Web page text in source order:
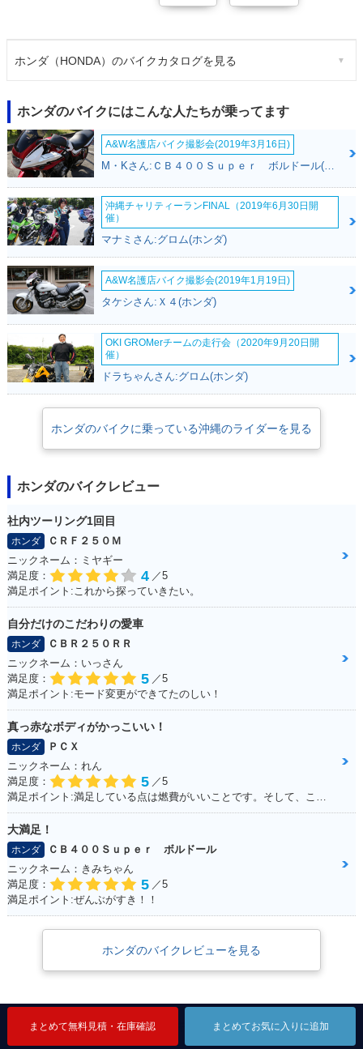
まとめて無料見積・在庫確認 まとめてお気に入りに追加
まとめて無料見積・在庫確認 まとめてお気に入りに追加
まとめて無料見積・在庫確認 まとめてお気に入りに追加
ホンダ（HONDA）のバイクカタログを見る
ホンダのバイクにはこんな人たちが乗ってます
A&W名護店バイク撮影会(2019年3月16日)
沖縄チャリティーランFINAL（2019年6月30日開
催）
マナミさん:グロム(ホンダ)
A&W名護店バイク撮影会(2019年1月19日)
タケシさん:Ｘ４(ホンダ)
OKI GROMerチームの走行会（2020年9月20日開
催）
ドラちゃんさん:グロム(ホンダ)
ホンダのバイクに乗っている沖縄のライダーを見る
ホンダのバイクレビュー
社内ツーリング1回目
ホンダ
ＣＲＦ２５０Ｍ
ニックネーム：ミヤギー
満足度：
4 ／5
満足ポイント:これから探っていきたい。
自分だけのこだわりの愛車
ホンダ
ＣＢＲ２５０ＲＲ
ニックネーム：いっさん
満足度：
5 ／5
満足ポイント:モード変更ができてたのしい！
真っ赤なボディがかっこいい！
ホンダ
ＰＣＸ
ニックネーム：れん
満足度：
5 ／5
大満足！
ホンダ
ＣＢ４００Ｓｕｐｅｒ ボルドール
ニックネーム：きみちゃん
満足度：
5 ／5
満足ポイント:ぜんぶがすき！！
ホンダのバイクレビューを見る
ストリートのアクセスランキング